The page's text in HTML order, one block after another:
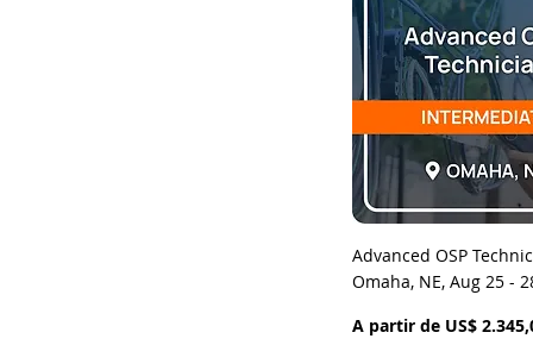
Visualização
Advanced OSP
Omaha, NE, Aug 25 -
A partir de US$
Preço promocional